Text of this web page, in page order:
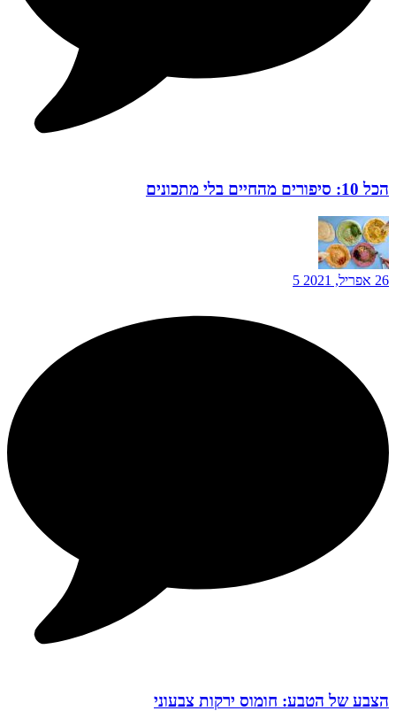
הכל 10: סיפורים מהחיים בלי מתכונים
26 אפריל, 2021 5
הצבע של הטבע: חומוס ירקות צבעוני